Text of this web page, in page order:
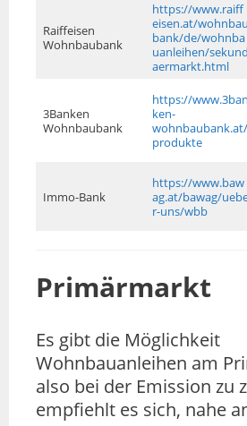
Raiffeisen
Wohnbaubank
https://www.raiff
eisen.at/wohnbau
bank/de/wohnba
uanleihen/sekund
aermarkt.html
3Banken
Wohnbaubank
https://www.3ban
ken-
wohnbaubank.at/
produkte
Immo-Bank
https://www.baw
ag.at/bawag/
r-uns/wbb
Primärmarkt
Es gibt die Möglichkeit
Wohnbauanleihen am
also bei der Emission zu
empfiehlt es sich, nahe